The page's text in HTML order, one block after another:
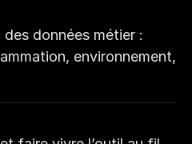
des données métier :
environnement,